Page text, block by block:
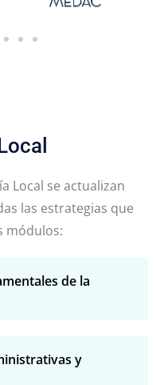
Local se actualizan
las estrategias que
módulos:
de la
y